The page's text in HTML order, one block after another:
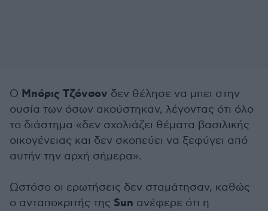
Ο Μπόρις Τζόνσον δεν θέλησε να μπει στην
ουσία των όσων ακούστηκαν, λέγοντας ότι όλο
το διάστημα «δεν σχολιάζει θέματα βασιλικής
οικογένειας και δεν σκοπεύει να ξεφύγει από
αυτήν την αρχή σήμερα».
Ωστόσο οι ερωτήσεις δεν σταμάτησαν, καθώς
ο ανταποκριτής της Sun ανέφερε ότι η